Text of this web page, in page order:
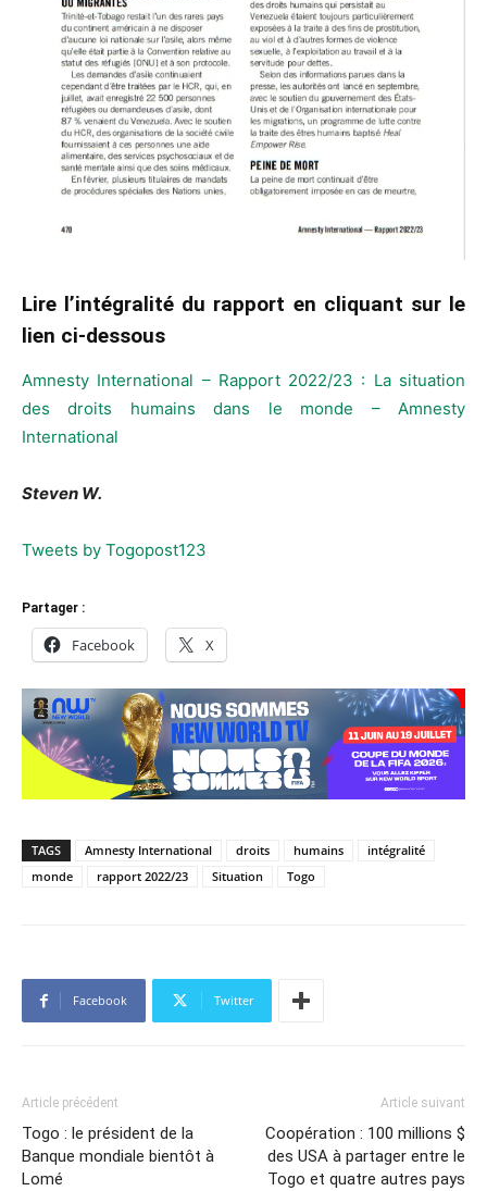
Lire l’intégralité du rapport en cliquant sur le
lien ci-dessous
Amnesty International – Rapport 2022/23 : La situation
des droits humains dans le monde – Amnesty
International
Steven W.
Tweets by Togopost123
Partager :
Facebook X
TAGS Amnesty International droits humains
intégralité
monde
rapport 2022/23 Situation Togo
Facebook Twitter
Article précédent
Togo : le président de la
Banque mondiale bientôt à
Lomé
Article suivant
Coopération : 100 millions $
des USA à partager entre le
Togo et quatre autres pays